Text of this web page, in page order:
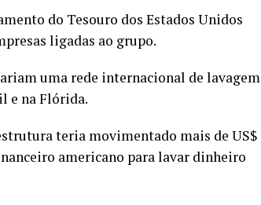
do Tesouro dos Estados Unidos
ligadas ao grupo.
uma rede internacional de lavagem
e na Flórida.
teria movimentado mais de US$
americano para lavar dinheiro